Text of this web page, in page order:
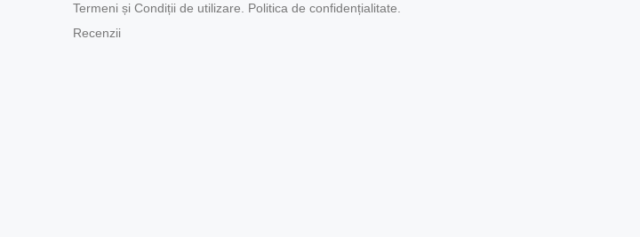
Termeni și Condiții de utilizare. Politica de confidențialitate.
Recenzii